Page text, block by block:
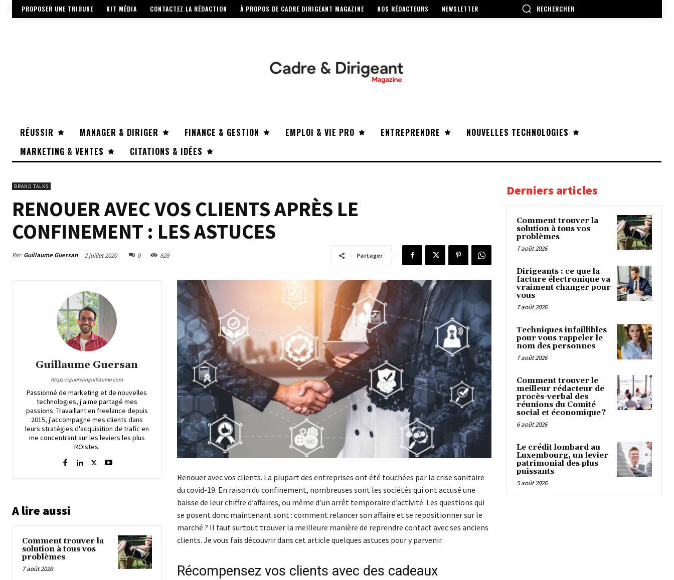
PROPOSER UNE TRIBUNE KIT MÉDIA CONTACTEZ LA RÉDACTION À PROPOS DE CADRE DIRIGEANT MAGAZINE NOS RÉDACTEURS NEWSLETTER RECHERCHER
RÉUSSIR MANAGER & DIRIGER FINANCE & GESTION EMPLOI & VIE PRO ENTREPRENDRE
NOUVELLES TECHNOLOGIES
MARKETING & VENTES
CITATIONS & IDÉES
BRAND TALKS
RENOUER AVEC VOS CLIENTS APRÈS LE
CONFINEMENT : LES ASTUCES
Par Guillaume Guersan 2 juillet 2020 0 828 Partager
Guillaume Guersan
https://guersanguillaume.com
Passionné de marketing et de nouvelles
technologies, j'aime partagé mes
passions. Travaillant en freelance depuis
2015, j'accompagne mes clients dans
leurs stratégies d'acquisition de trafic en
me concentrant sur les leviers les plus
ROIstes.
A lire aussi
Comment trouver la
solution à tous vos
problèmes
7 août 2026
Renouer avec vos clients. La plupart des entreprises ont été touchées par la crise sanitaire
du covid-19. En raison du confinement, nombreuses sont les sociétés qui ont accusé une
baisse de leur chiffre d’affaires, ou même d’un arrêt temporaire d’activité. Les questions qui
se posent donc maintenant sont : comment relancer son affaire et se repositionner sur le
marché ? Il faut surtout trouver la meilleure manière de reprendre contact avec ses anciens
clients. Je vous fais découvrir dans cet article quelques astuces pour y parvenir.
Récompensez vos clients avec des cadeaux
Derniers articles
Comment trouver la
solution à tous vos
problèmes
7 août 2026
Dirigeants : ce que la
facture électronique va
vraiment changer pour
vous
7 août 2026
Techniques infaillibles
pour vous rappeler le
nom des personnes
7 août 2026
Comment trouver le
meilleur rédacteur de
procès-verbal des
réunions du Comité
social et économique ?
6 août 2026
Le crédit lombard au
Luxembourg, un levier
patrimonial des plus
puissants
5 août 2026